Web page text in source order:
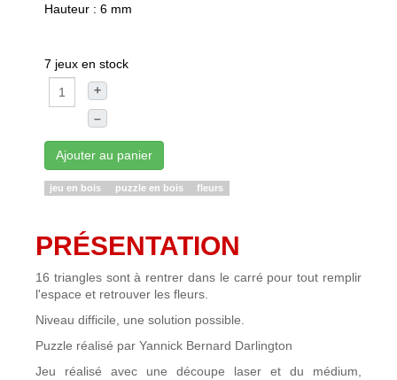
Hauteur : 6 mm
7 jeux en stock
+
–
Ajouter au panier
jeu en bois puzzle en bois fleurs
PRÉSENTATION
16 triangles sont à rentrer dans le carré pour tout remplir
l'espace et retrouver les fleurs.
Niveau difficile, une solution possible.
Puzzle réalisé par Yannick Bernard Darlington
Jeu réalisé avec une découpe laser et du médium,